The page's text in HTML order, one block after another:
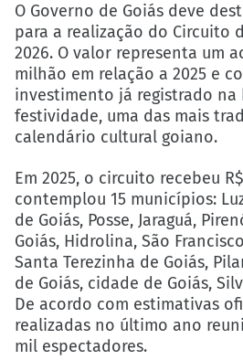
O Governo de Goiás deve
para a realização do Circuito
2026. O valor representa um
milhão em relação a 2025 e
investimento já registrado na
festividade, uma das mais
calendário cultural goiano.
Em 2025, o circuito recebeu
contemplou 15 municípios:
de Goiás, Posse, Jaraguá,
Goiás, Hidrolina, São
Santa Terezinha de Goiás,
de Goiás, cidade de Goiás,
De acordo com estimativas
realizadas no último ano
mil espectadores.